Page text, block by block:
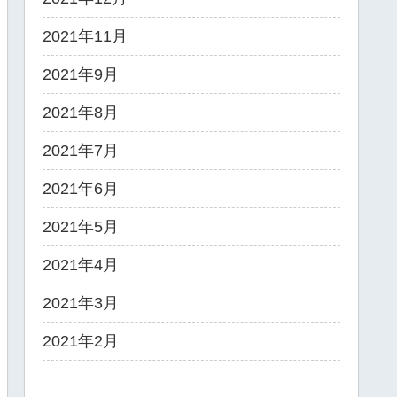
2021年11月
2021年9月
2021年8月
2021年7月
2021年6月
2021年5月
2021年4月
2021年3月
2021年2月